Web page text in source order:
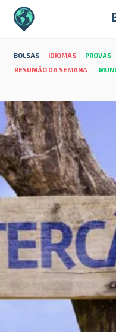
BOLSAS IDIOMAS PROVAS
RESUMÃO DA SEMANA